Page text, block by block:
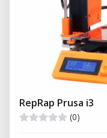
RepRap Prusa i3
(0)